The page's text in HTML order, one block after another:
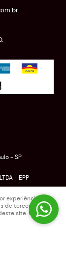
- SP
- EPP
experiência em
de terceiros e
site. Para mais